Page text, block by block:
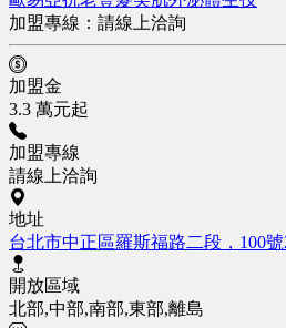
加盟專線： 請線上洽詢
加盟金
3.3 萬元起
加盟專線
請線上洽詢
地址
台北市中正區羅斯福路二段，100號
開放區域
北部,中部,南部,東部,離島